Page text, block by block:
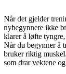
Når det gjelder
nybegynnere ikke
klarer å løfte
Når du begynner å
bruker riktig
som drar vektene